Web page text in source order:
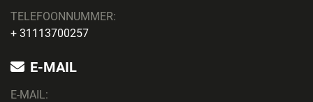
TELEFOONNUMMER:
+ 31113700257
E-MAIL
E-MAIL: